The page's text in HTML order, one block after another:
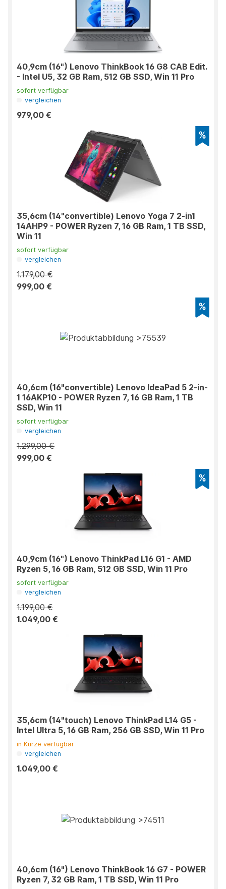
40,9cm (16") Lenovo ThinkBook 16 G8 CAB Edit.
- Intel U5, 32 GB Ram, 512 GB SSD, Win 11 Pro
sofort verfügbar
vergleichen
979,00 €
35,6cm (14"convertible) Lenovo Yoga 7 2-in1
14AHP9 - POWER Ryzen 7, 16 GB Ram, 1 TB SSD,
Win 11
sofort verfügbar
vergleichen
1.179,00 €
999,00 €
40,6cm (16"convertible) Lenovo IdeaPad 5 2-in-
1 16AKP10 - POWER Ryzen 7, 16 GB Ram, 1 TB
SSD, Win 11
sofort verfügbar
vergleichen
1.299,00 €
999,00 €
40,9cm (16") Lenovo ThinkPad L16 G1 - AMD
Ryzen 5, 16 GB Ram, 512 GB SSD, Win 11 Pro
sofort verfügbar
vergleichen
1.199,00 €
1.049,00 €
35,6cm (14"touch) Lenovo ThinkPad L14 G5 -
Intel Ultra 5, 16 GB Ram, 256 GB SSD, Win 11 Pro
in Kürze verfügbar
vergleichen
1.049,00 €
40,6cm (16") Lenovo ThinkBook 16 G7 - POWER
Ryzen 7, 32 GB Ram, 1 TB SSD, Win 11 Pro